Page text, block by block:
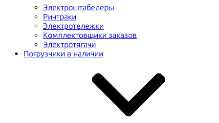
Электроштабелеры
Ричтраки
Электротележки
Комплектовщики заказов
Электротягачи
Погрузчики в наличии